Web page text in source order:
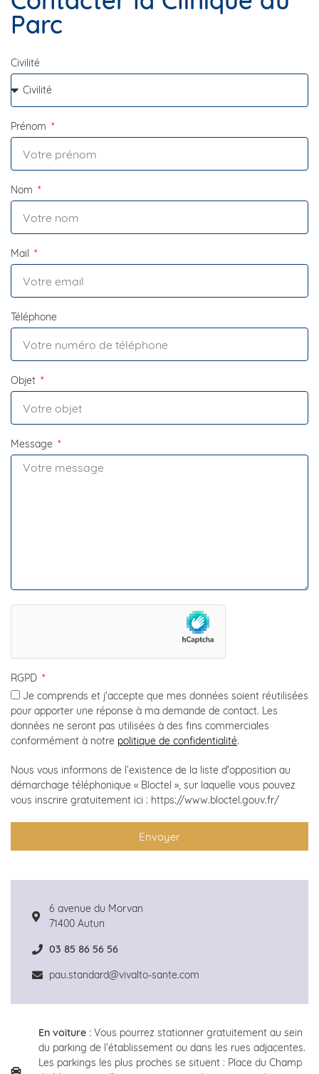
Parc
Civilité
Prénom
Nom
Mail
Téléphone
Objet
Message
RGPD
Je comprends et j'accepte que mes données soient réutilisées
pour apporter une réponse à ma demande de contact. Les
données ne seront pas utilisées à des fins commerciales
conformément à notre politique de confidentialité.
Nous vous informons de l’existence de la liste d'opposition au
démarchage téléphonique « Bloctel », sur laquelle vous pouvez
vous inscrire gratuitement ici : https://www.bloctel.gouv.fr/
Envoyer
6 avenue du Morvan
71400 Autun
03 85 86 56 56
pau.standard@vivalto-sante.com
En voiture :Vous pourrez stationner gratuitement au sein
du parking de l’établissement ou dans les rues adjacentes.
Les parkings les plus proches se situent : Place du Champ